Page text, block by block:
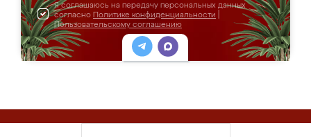
Я соглашаюсь на передачу персональных данных
согласно Политике конфиденциальности
Пользовательскому соглашению